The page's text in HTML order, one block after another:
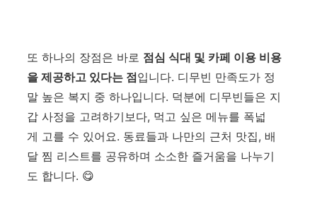
또 하나의 장점은 바로 점심 식대 및 카페 이용 비용
을 제공하고 있다는 점입니다. 디무빈 만족도가 정
말 높은 복지 중 하나입니다. 덕분에 디무빈들은 지
갑 사정을 고려하기보다, 먹고 싶은 메뉴를 폭넓
게 고를 수 있어요. 동료들과 나만의 근처 맛집, 배
달 찜 리스트를 공유하며 소소한 즐거움을 나누기
도 합니다. 😋